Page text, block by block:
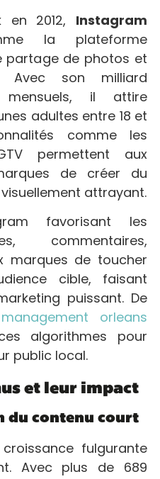
en 2012, Instagram
la plateforme
partage de photos et
Avec son milliard
mensuels, il attire
adultes entre 18 et
comme les
permettent aux
de créer du
attrayant.
favorisant les
commentaires,
marques de toucher
cible, faisant
puissant. De
orleans
algorithmes pour
public local.
et leur impact
du contenu court
fulgurante
Avec plus de 689